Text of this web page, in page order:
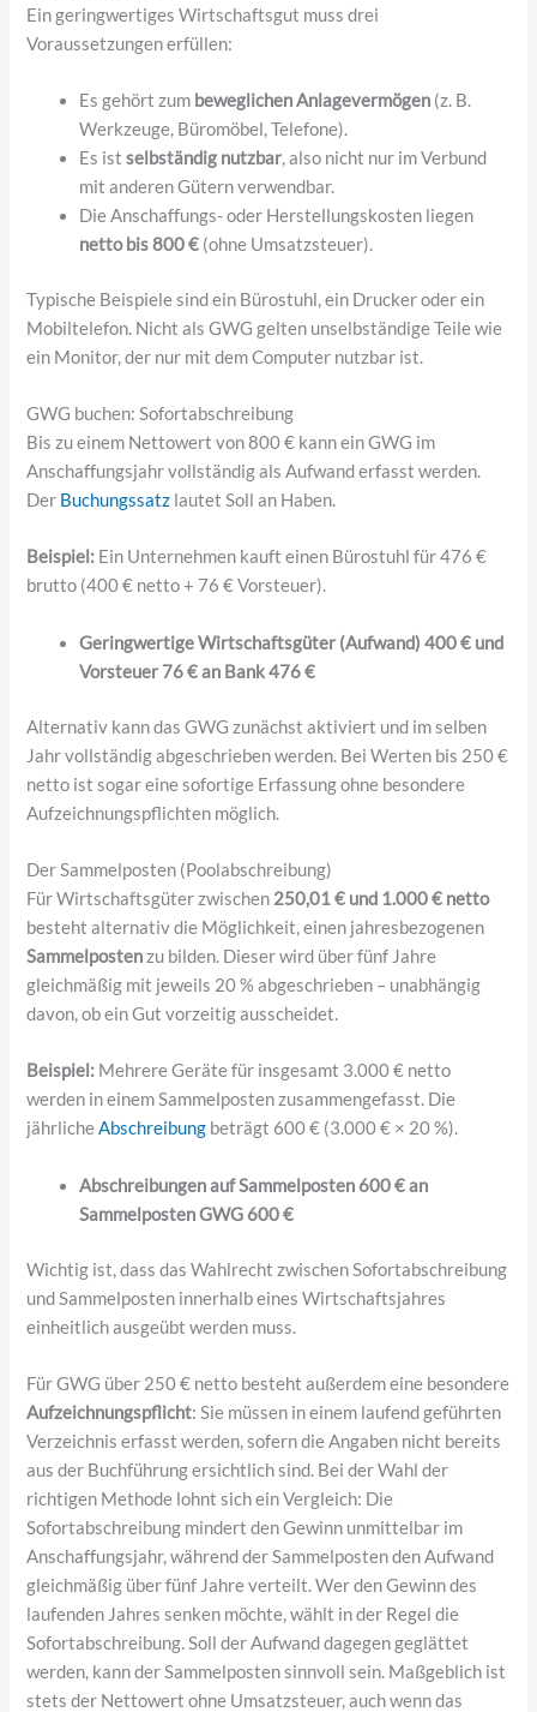
Ein geringwertiges Wirtschaftsgut muss drei
Voraussetzungen erfüllen:
Es gehört zum beweglichen Anlagevermögen (z. B.
Werkzeuge, Büromöbel, Telefone).
Es istselbständig nutzbar, also nicht nur im Verbund
mit anderen Gütern verwendbar.
Die Anschaffungs- oder Herstellungskosten liegen
netto bis 800 € (ohne Umsatzsteuer).
Typische Beispiele sind ein Bürostuhl, ein Drucker oder ein
Mobiltelefon. Nicht als GWG gelten unselbständige Teile wie
ein Monitor, der nur mit dem Computer nutzbar ist.
GWG buchen: Sofortabschreibung
Bis zu einem Nettowert von 800 € kann ein GWG im
Anschaffungsjahr vollständig als Aufwand erfasst werden.
Der Buchungssatz lautet Soll an Haben.
Beispiel: Ein Unternehmen kauft einen Bürostuhl für 476 €
brutto (400 € netto + 76 € Vorsteuer).
Geringwertige Wirtschaftsgüter (Aufwand) 400 € und
Vorsteuer 76 € an Bank 476 €
Alternativ kann das GWG zunächst aktiviert und im selben
Jahr vollständig abgeschrieben werden. Bei Werten bis 250 €
netto ist sogar eine sofortige Erfassung ohne besondere
Aufzeichnungspflichten möglich.
Der Sammelposten (Poolabschreibung)
Für Wirtschaftsgüter zwischen 250,01 € und 1.000 € netto
besteht alternativ die Möglichkeit, einen jahresbezogenen
Sammelpostenzu bilden. Dieser wird über fünf Jahre
gleichmäßig mit jeweils 20 % abgeschrieben – unabhängig
davon, ob ein Gut vorzeitig ausscheidet.
Beispiel: Mehrere Geräte für insgesamt 3.000 € netto
werden in einem Sammelposten zusammengefasst. Die
jährlicheAbschreibung beträgt 600 € (3.000 € × 20 %).
Abschreibungen auf Sammelposten 600 € an
Sammelposten GWG 600 €
Wichtig ist, dass das Wahlrecht zwischen Sofortabschreibung
und Sammelposten innerhalb eines Wirtschaftsjahres
einheitlich ausgeübt werden muss.
Für GWG über 250 € netto besteht außerdem eine besondere
Aufzeichnungspflicht: Sie müssen in einem laufend geführten
Verzeichnis erfasst werden, sofern die Angaben nicht bereits
aus der Buchführung ersichtlich sind. Bei der Wahl der
richtigen Methode lohnt sich ein Vergleich: Die
Sofortabschreibung mindert den Gewinn unmittelbar im
Anschaffungsjahr, während der Sammelposten den Aufwand
gleichmäßig über fünf Jahre verteilt. Wer den Gewinn des
laufenden Jahres senken möchte, wählt in der Regel die
Sofortabschreibung. Soll der Aufwand dagegen geglättet
werden, kann der Sammelposten sinnvoll sein. Maßgeblich ist
stets der Nettowert ohne Umsatzsteuer, auch wenn das